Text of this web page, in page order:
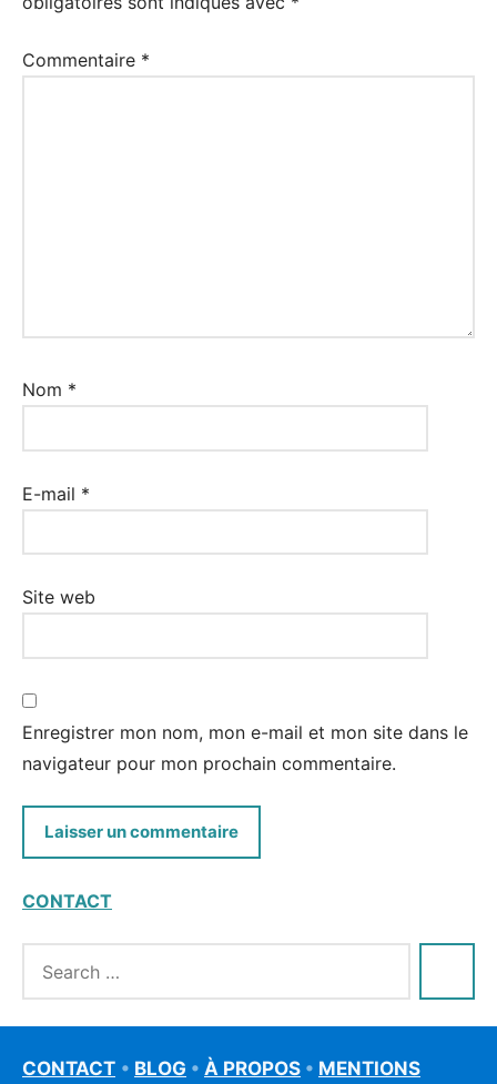
Commentaire *
Nom *
E-mail *
Site web
Enregistrer mon nom, mon e-mail et mon site dans le
navigateur pour mon prochain commentaire.
CONTACT
CONTACT • BLOG • À PROPOS • MENTIONS